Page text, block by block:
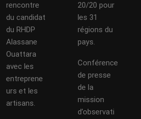
rencontre
du candidat
du RHDP
Alassane
Ouattara
avec les
entreprene
urs et les
artisans.
20/20 pour
les 31
régions du
pays.
Conférence
de presse
de la
mission
d’observati